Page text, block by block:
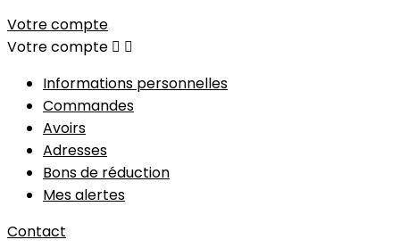
Votre compte
Votre compte  
Informations personnelles
Commandes
Avoirs
Adresses
Bons de réduction
Mes alertes
Contact